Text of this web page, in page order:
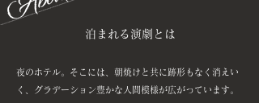
泊まれる演劇とは
夜のホテル。そこには、朝焼けと共に跡形もなく消えい
く、グラデーション豊かな人間模様が広がっています。